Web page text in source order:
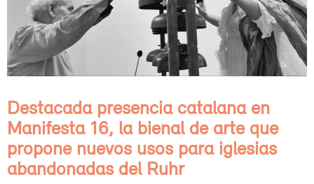
Destacada presencia catalana en
Manifesta 16, la bienal de arte que
propone nuevos usos para iglesias
abandonadas del Ruhr